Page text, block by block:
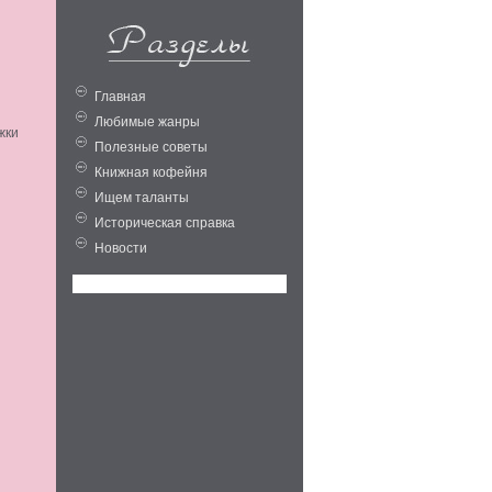
Главная
Любимые жанры
Полезные советы
Книжная кофейня
Ищем таланты
Историческая справка
Новости